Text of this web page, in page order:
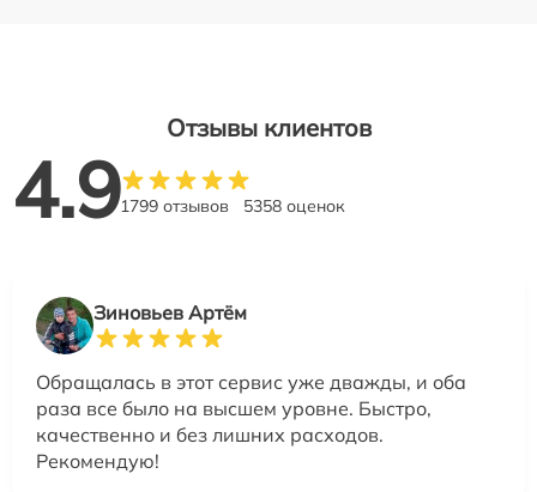
Отзывы клиентов
4.91799 отзывов 5358 оценок
Зиновьев Артём
Обращалась в этот сервис уже дважды, и оба
раза все было на высшем уровне. Быстро,
качественно и без лишних расходов.
Рекомендую!